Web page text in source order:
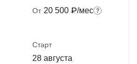
От 20 500 ₽/мес
Старт
28 августа